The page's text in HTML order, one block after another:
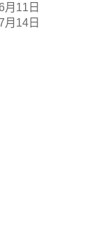
月11日
月14日